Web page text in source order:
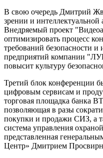
В свою очередь Дмитрий
зрении и
Внедряемый проект
оптимизировать процесс
требований безопасности
предприятий компании
повысит культуру
Третий блок конференции
цифровым сервисам и
торговая площадка банка
позволяющая в разы
покупки и продажи СИЗ, а
система управления
представленная
Центр» Дмитрием